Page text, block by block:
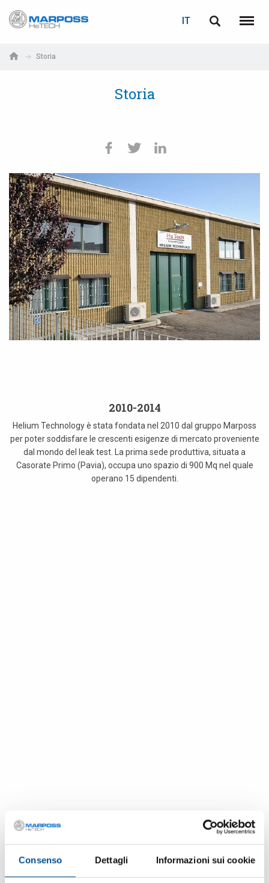
Consenso Dettagli Informazioni sui cookie
Marposs
IT
Menu
Storia
Storia
2010-2014
Helium Technology è stata fondata nel 2010 dal gruppo Marposs
per poter soddisfare le crescenti esigenze di mercato proveniente
dal mondo del leak test. La prima sede produttiva, situata a
Casorate Primo (Pavia), occupa uno spazio di 900 Mq nel quale
operano 15 dipendenti.
中文 (Chinese)
LOGIN RECUPERA PASSWORD
Se non sei ancora registrato, fallo ora: è gratis! Clicca qui!